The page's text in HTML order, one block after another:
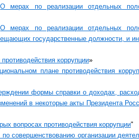
О мерах по реализации отдельных
О мерах по реализации отдельных
государственные должности, и
коррупции»
плане противодействия
формы справки о доходах,
в некоторые акты Президента
вопросах противодействия коррупции"
совершенствованию организации